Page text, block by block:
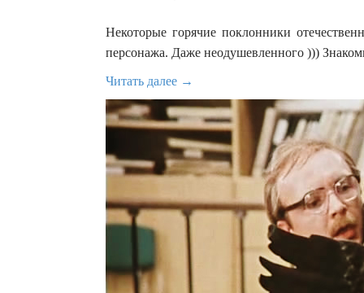
Некоторые горячие поклонники
персонажа. Даже неодушевленного )))
Читать далее →